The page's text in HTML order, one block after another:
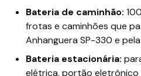
Bateria de caminhão:
frotas e caminhões que
Anhanguera SP-330 e
Bateria estacionária:
elétrica, portão eletrônico